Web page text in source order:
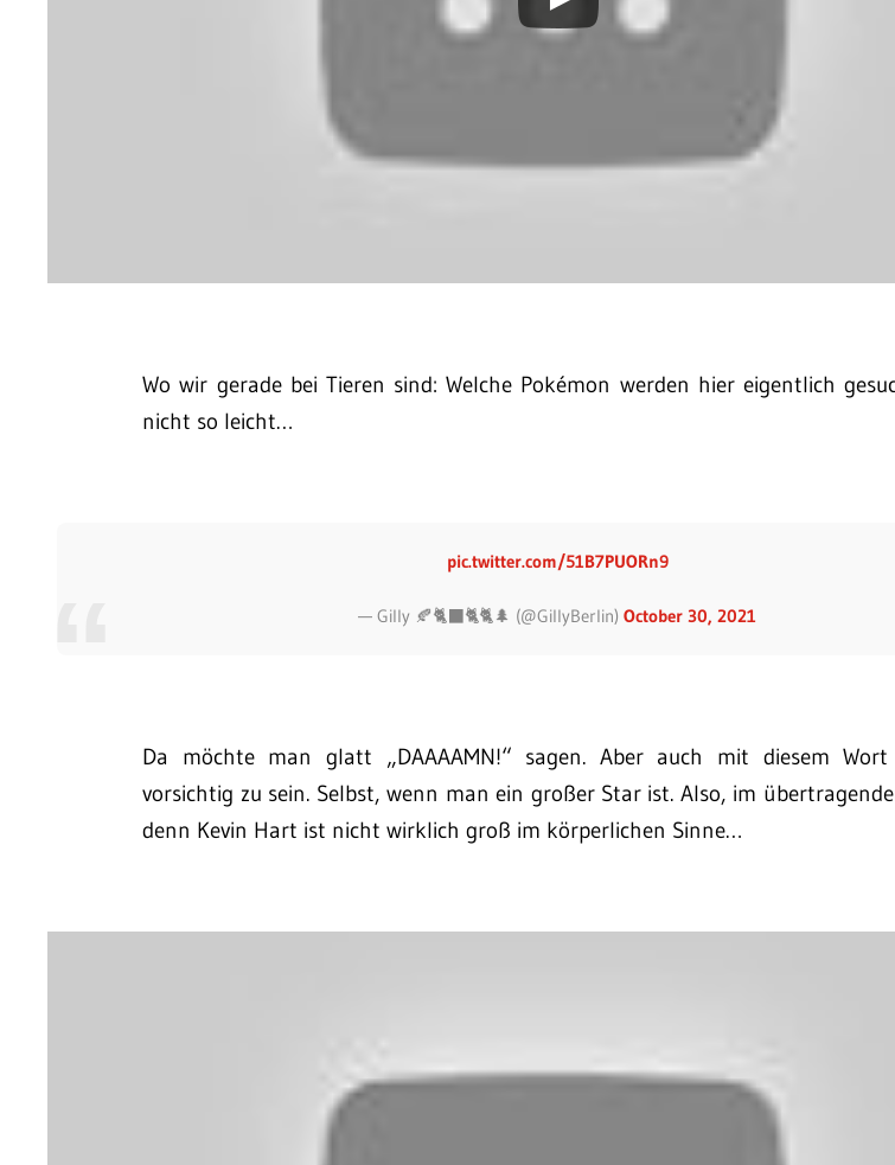
Wo wir gerade bei Tieren sind: Welche Pokémon werden hier eigentlich
nicht so leicht…
pic.twitter.com/51B7PUORn9
— Gilly 🍂🐈‍⬛🐈🐈🌲 (@GillyBerlin)October 30, 2021
Da möchte man glatt „DAAAAMN!“ sagen. Aber auch mit diesem
vorsichtig zu sein. Selbst, wenn man ein großer Star ist. Also, im
denn Kevin Hart ist nicht wirklich groß im körperlichen Sinne…